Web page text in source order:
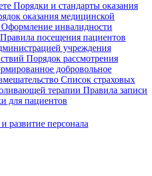
Порядки и стандарты оказания
оказания медицинской
Оформление инвалидности
Правила посещения пациентов
учреждения
Порядок рассмотрения
добровольное
Список страховых
терапии Правила записи
для пациентов
развитие персонала